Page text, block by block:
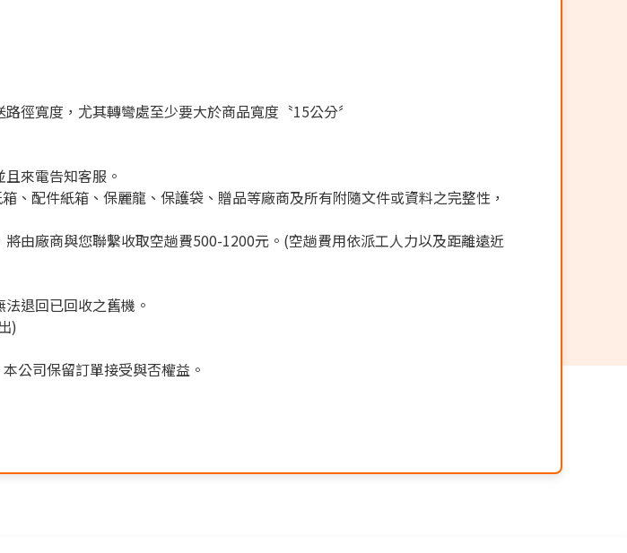
徑寬度，尤其轉彎處至少要大於商品寬度〝15公分〞
來電告知客服。
配件紙箱、保麗龍、保護袋、贈品等廠商及所有附隨文件或資料之完整性，
由廠商與您聯繫收取空趟費500-1200元。(空趟費用依派工人力以及距離遠近
退回已回收之舊機。
)
公司保留訂單接受與否權益。